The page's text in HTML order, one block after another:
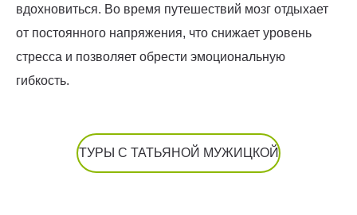
вдохновиться. Во время путешествий мозг отдыхает
от постоянного напряжения, что снижает уровень
стресса и позволяет обрести эмоциональную
гибкость.
ТУРЫ С ТАТЬЯНОЙ МУЖИЦКОЙ